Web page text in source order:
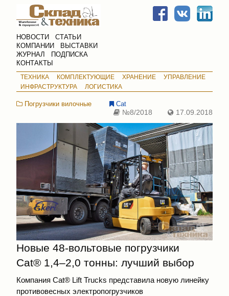
НОВОСТИ
СТАТЬИ
КОМПАНИИ
ВЫСТАВКИ
ЖУРНАЛ
ПОДПИСКА
КОНТАКТЫ
ТЕХНИКА КОМПЛЕКТУЮЩИЕ ХРАНЕНИЕ
УПРАВЛЕНИЕ
ИНФРАСТРУКТУРА
ЛОГИСТИКА
Погрузчики вилочные
Cat
№8/2018
17.09.2018
Новые 48-вольтовые погрузчики
Cat® 1,4–2,0 тонны: лучший выбор
Компания Cat® Lift Trucks представила новую линейку
противовесных электропогрузчиков